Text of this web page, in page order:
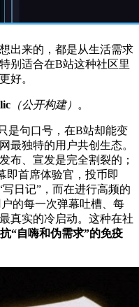
出来的，都是从生活需求
别适合在B站这种社区里
好。
（公开构建） 。
是句口号，在B站却能变
最独特的用户共创生态。
布、宣发是完全割裂的；
即首席体验官，投币即
日记”，而在进行高频的
的每一次弹幕吐槽、每
真实的冷启动。这种在社
“自嗨和伪需求”的免疫